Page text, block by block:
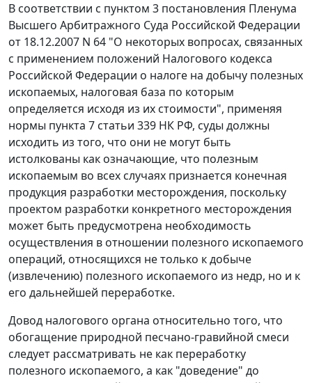
В соответствии с пунктом 3 постановления Пленума
Высшего Арбитражного Суда Российской Федерации
от 18.12.2007 N 64 "О некоторых вопросах, связанных
с применением положений Налогового кодекса
Российской Федерации о налоге на добычу полезных
ископаемых, налоговая база по которым
определяется исходя из их стоимости", применяя
нормы пункта 7 статьи 339 НК РФ, суды должны
исходить из того, что они не могут быть
истолкованы как означающие, что полезным
ископаемым во всех случаях признается конечная
продукция разработки месторождения, поскольку
проектом разработки конкретного месторождения
может быть предусмотрена необходимость
осуществления в отношении полезного ископаемого
операций, относящихся не только к добыче
(извлечению) полезного ископаемого из недр, но и к
его дальнейшей переработке.
Довод налогового органа относительно того, что
обогащение природной песчано-гравийной смеси
следует рассматривать не как переработку
полезного ископаемого, а как "доведение" до